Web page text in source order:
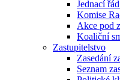
Jednací
Komise
Akce pod
Koaliční
Zastupitelstvo
Zasedání
Seznam